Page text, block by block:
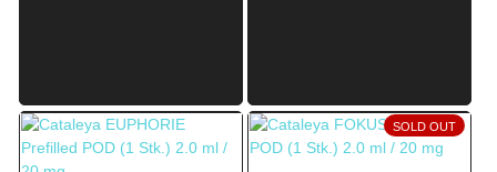
SOLD OUT